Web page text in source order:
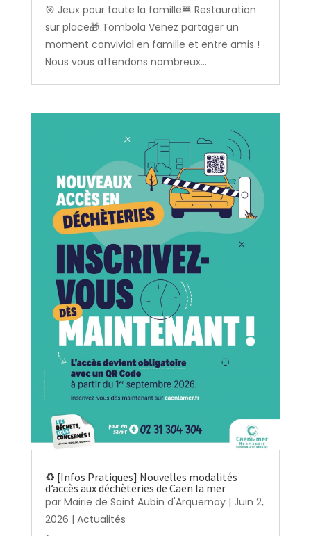
🎯 Jeux pour toute la famille🍔 Restauration
sur place🎁 Tombola Venez partager un
moment convivial en famille et entre amis !
Nous vous attendons nombreux...
♻️ [Infos Pratiques] Nouvelles modalités
d’accès aux déchèteries de Caen la mer
par Mairie de Saint Aubin d'Arquernay| Juin 2,
2026 | Actualités